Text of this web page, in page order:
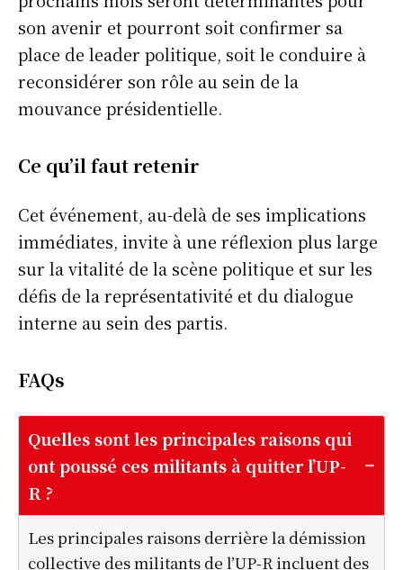
son avenir et pourront soit confirmer sa
place de leader politique, soit le conduire à
reconsidérer son rôle au sein de la
mouvance présidentielle.
Ce qu’il faut retenir
Cet événement, au-delà de ses implications
immédiates, invite à une réflexion plus large
sur la vitalité de la scène politique et sur les
défis de la représentativité et du dialogue
interne au sein des partis.
FAQs
Quelles sont les principales raisons qui
ont poussé ces militants à quitter l’UP-
R ?
Les principales raisons derrière la démission
collective des militants de l’UP-R incluent des